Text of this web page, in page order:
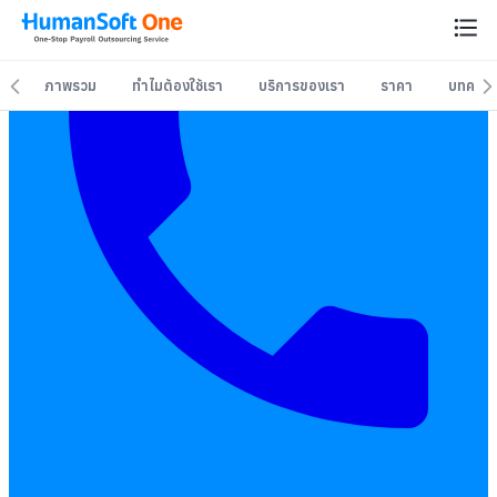
ภาพรวม ทำไมต้องใช้เรา บริการของเรา ราคา บทควา